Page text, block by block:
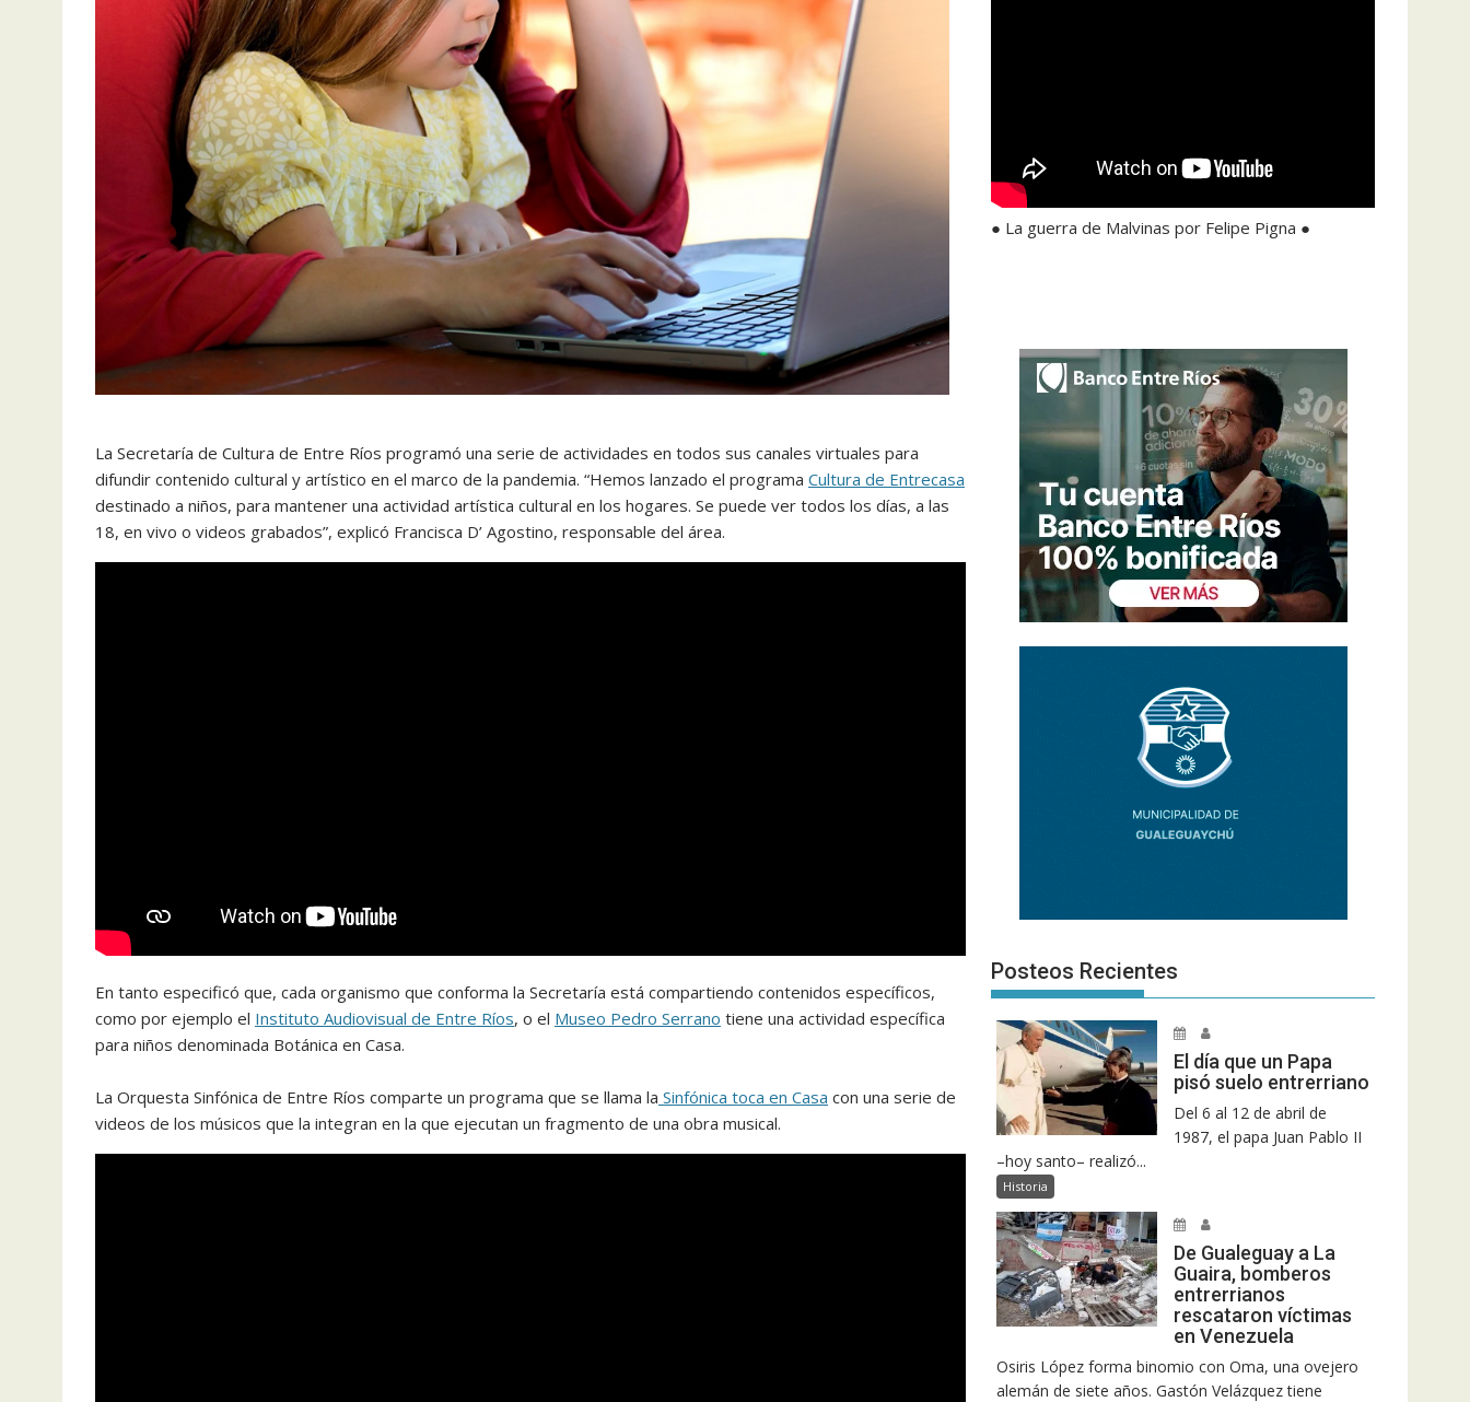
La Secretaría de Cultura de Entre Ríos programó una serie de actividades en todos sus canales virtuales para
difundir contenido cultural y artístico en el marco de la pandemia. “Hemos lanzado el programa Cultura de Entrecasa
destinado a niños, para mantener una actividad artística cultural en los hogares. Se puede ver todos los días, a las
18, en vivo o videos grabados”, explicó Francisca D’ Agostino, responsable del área.
En tanto especificó que, cada organismo que conforma la Secretaría está compartiendo contenidos específicos,
como por ejemplo el Instituto Audiovisual de Entre Ríos, o el Museo Pedro Serrano tiene una actividad específica
para niños denominada Botánica en Casa.
La Orquesta Sinfónica de Entre Ríos comparte un programa que se llama la Sinfónica toca en Casa con una serie de
videos de los músicos que la integran en la que ejecutan un fragmento de una obra musical.
● La guerra de Malvinas por Felipe Pigna ●
Posteos Recientes
El día que un Papa
pisó suelo entrerriano
Del 6 al 12 de abril de
1987, el papa Juan Pablo II
–hoy santo– realizó...
Historia
De Gualeguay a La
Guaira, bomberos
entrerrianos
rescataron víctimas
en Venezuela
Osiris López forma binomio con Oma, una ovejero
alemán de siete años. Gastón Velázquez tiene